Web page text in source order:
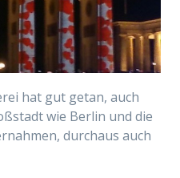
hat gut getan, auch
wie Berlin und die
durchaus auch